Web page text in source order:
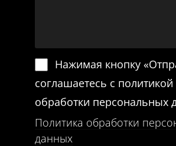
Нажимая кнопку
соглашаетесь с политикой
обработки персональных
Политика обработки
данных